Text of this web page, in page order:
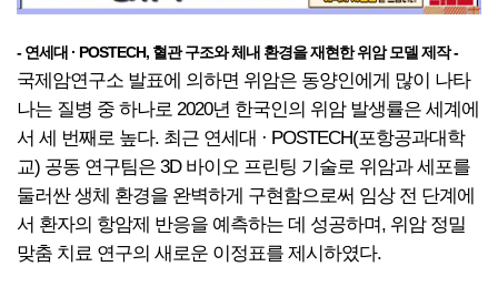
- 연세대 · POSTECH, 혈관 구조와 체내 환경을 재현한 위암 모델 제작 -
국제암연구소 발표에 의하면 위암은 동양인에게 많이 나타
나는 질병 중 하나로 2020년 한국인의 위암 발생률은 세계에
서 세 번째로 높다. 최근 연세대 · POSTECH(포항공과대학
교) 공동 연구팀은 3D 바이오 프린팅 기술로 위암과 세포를
둘러싼 생체 환경을 완벽하게 구현함으로써 임상 전 단계에
서 환자의 항암제 반응을 예측하는 데 성공하며, 위암 정밀
맞춤 치료 연구의 새로운 이정표를 제시하였다.